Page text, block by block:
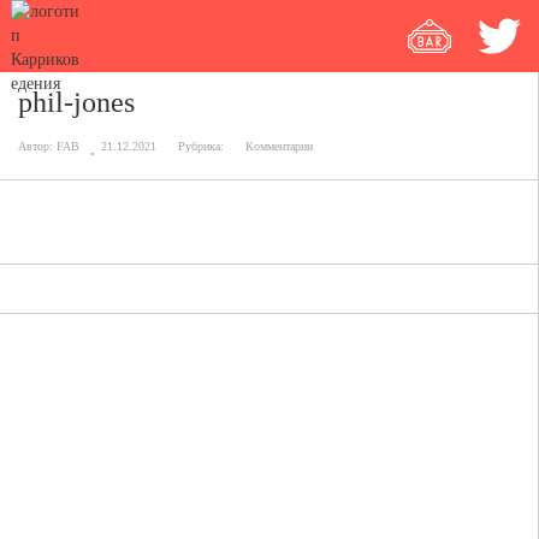
phil-jones
Автор: FAB 21.12.2021 Рубрика: Комментарии